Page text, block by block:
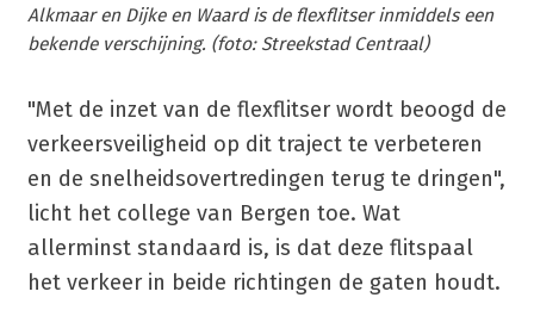
Alkmaar en Dijke en Waard is de flexflitser inmiddels een
bekende verschijning. (foto: Streekstad Centraal)
"Met de inzet van de flexflitser wordt beoogd de
verkeersveiligheid op dit traject te verbeteren
en de snelheidsovertredingen terug te dringen",
licht het college van Bergen toe. Wat
allerminst standaard is, is dat deze flitspaal
het verkeer in beide richtingen de gaten houdt.